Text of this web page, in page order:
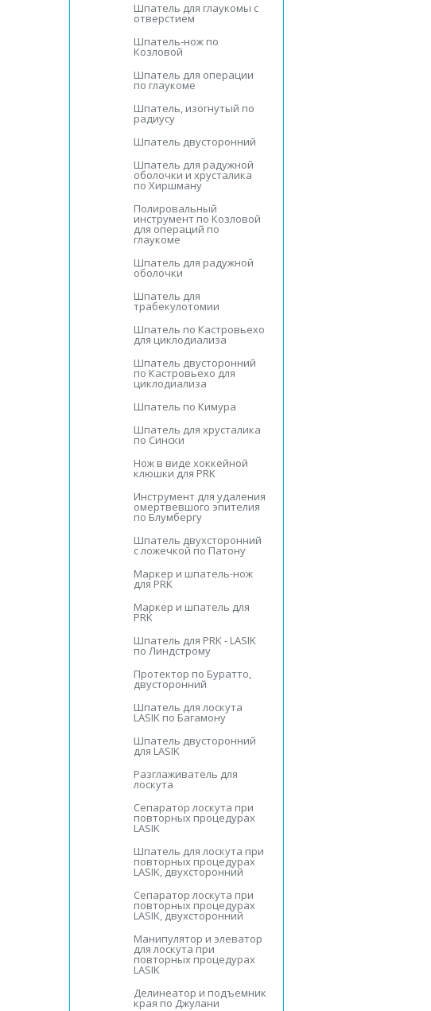
Шпатель для глаукомы с
отверстием
Шпатель-нож по
Козловой
Шпатель для операции
по глаукоме
Шпатель, изогнутый по
радиусу
Шпатель двусторонний
Шпатель для радужной
оболочки и хрусталика
по Хиршману
Полировальный
инструмент по Козловой
для операций по
глаукоме
Шпатель для радужной
оболочки
Шпатель для
трабекулотомии
Шпатель по Кастровьехо
для циклодиализа
Шпатель двусторонний
по Кастровьехо для
циклодиализа
Шпатель по Кимура
Шпатель для хрусталика
по Сински
Нож в виде хоккейной
клюшки для PRK
Инструмент для удаления
омертвевшого эпителия
по Блумбергу
Шпатель двухсторонний
с ложечкой по Патону
Маркер и шпатель-нож
для PRK
Маркер и шпатель для
PRK
Шпатель для PRK - LASIK
по Линдстрому
Протектор по Буратто,
двусторонний
Шпатель для лоскута
LASIK по Багамону
Шпатель двусторонний
для LASIK
Разглаживатель для
лоскута
Сепаратор лоскута при
повторных процедурах
LASIK
Шпатель для лоскута при
повторных процедурах
LASIK, двухсторонний
Сепаратор лоскута при
повторных процедурах
LASIK, двухсторонний
Манипулятор и элеватор
для лоскута при
повторных процедурах
LASIK
Делинеатор и подъемник
края по Джулани